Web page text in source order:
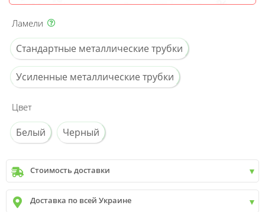
Ламели
Стандартные металлические трубки
Усиленные металлические трубки
Цвет
Белый Черный
Стоимость доставки
Киевдо9999 грн. -400 грн.
Киевот9999 грн - БЕСПЛАТНО
Доставка по всей Украине